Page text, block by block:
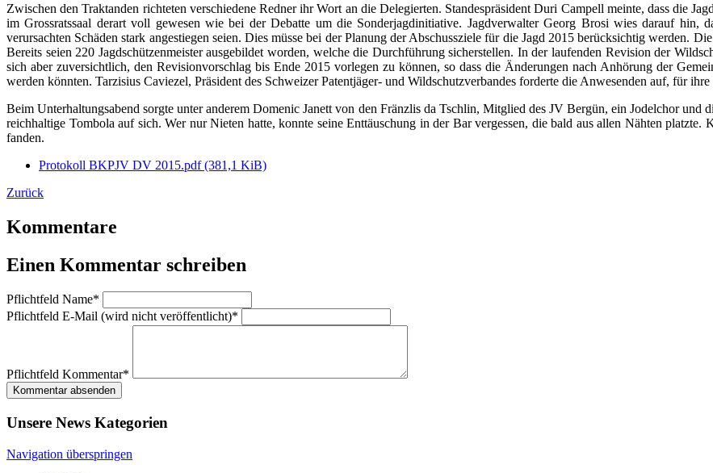
Zwischen den Traktanden richteten verschiedene Redner ihr Wort an die Delegierten. Standespräsident Duri Campell meinte, dass die
im Grossratssaal derart voll gewesen wie bei der Debatte um die Sonderjagdinitiative. Jagdverwalter Georg Brosi wies darauf
verursachten Schäden stark angestiegen seien. Dies müsse bei der Planung der Abschussziele für die Jagd 2015 berücksichtig werden.
Bereits seien 220 Jagdschützenmeister ausgebildet worden, welche die Durchführung sicherstellen. In der laufenden Revision der
sich aber zuversichtlich, den Revisionvorschlag bis Ende 2015 vorlegen zu können, so dass die Änderungen nach Anhörung der
werden könnten. Tarzisius Caviezel, Präsident des Schweizer Patentjäger- und Wildschutzverbandes forderte die Anwesenden auf, für
Beim Unterhaltungsabend sorgte unter anderem Domenic Janett von den Fränzlis da Tschlin, Mitglied des JV Bergün, ein Jodelchor und
reichhaltige Tombola auf sich. Wer nur Nieten hatte, konnte seine Enttäuschung in der Bar vergessen, die bald aus allen Nähten
fanden.
Protokoll BKPJV DV 2015.pdf(381,1 KiB)
Zurück
Kommentare
Einen Kommentar schreiben
Pflichtfeld Name*
Pflichtfeld E-Mail (wird nicht veröffentlicht)*
Pflichtfeld Kommentar*
Kommentar absenden
Unsere News Kategorien
Navigation überspringen